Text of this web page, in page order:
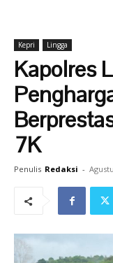
Kepri Lingga
Kapolres
7K
Penulis Redaksi -